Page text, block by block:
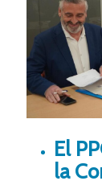
El
la